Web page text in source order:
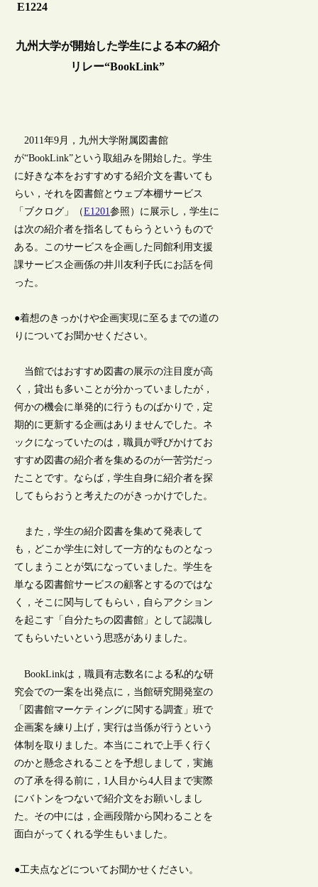
E1224
九州大学が開始した学生による本の紹介
リレー“BookLink”
2011年9月，九州大学附属図書館
が“BookLink”という取組みを開始した。学生
に好きな本をおすすめする紹介文を書いても
らい，それを図書館とウェブ本棚サービス
「ブクログ」（E1201参照）に展示し，学生に
は次の紹介者を指名してもらうというもので
ある。このサービスを企画した同館利用支援
課サービス企画係の井川友利子氏にお話を伺
った。
●着想のきっかけや企画実現に至るまでの道の
りについてお聞かせください。
当館ではおすすめ図書の展示の注目度が高
く，貸出も多いことが分かっていましたが，
何かの機会に単発的に行うものばかりで，定
期的に更新する企画はありませんでした。ネ
ックになっていたのは，職員が呼びかけてお
すすめ図書の紹介者を集めるのが一苦労だっ
たことです。ならば，学生自身に紹介者を探
してもらおうと考えたのがきっかけでした。
また，学生の紹介図書を集めて発表して
も，どこか学生に対して一方的なものとなっ
てしまうことが気になっていました。学生を
単なる図書館サービスの顧客とするのではな
く，そこに関与してもらい，自らアクション
を起こす「自分たちの図書館」として認識し
てもらいたいという思惑がありました。
BookLinkは，職員有志数名による私的な研
究会での一案を出発点に，当館研究開発室の
「図書館マーケティングに関する調査」班で
企画案を練り上げ，実行は当係が行うという
体制を取りました。本当にこれで上手く行く
のかと懸念されることを予想しまして，実施
の了承を得る前に，1人目から4人目まで実際
にバトンをつないで紹介文をお願いしまし
た。その中には，企画段階から関わることを
面白がってくれる学生もいました。
●工夫点などについてお聞かせください。